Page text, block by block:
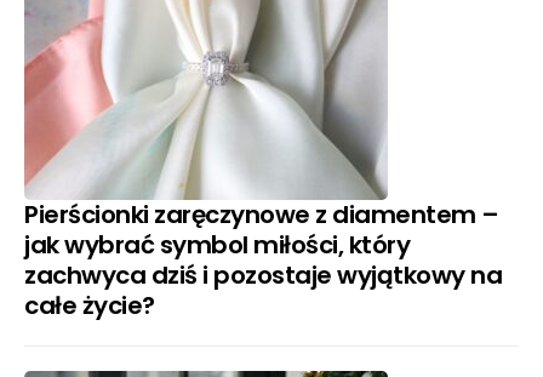
Pierścionki zaręczynowe z diamentem –
jak wybrać symbol miłości, który
zachwyca dziś i pozostaje wyjątkowy na
całe życie?